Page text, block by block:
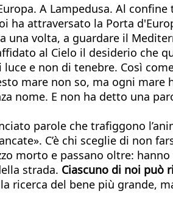
A Lampedusa. Al confine
attraversato la Porta
volta, a guardare il
al Cielo il desiderio che
e non di tenebre. Così
mare non so, ma ogni mare
nome. E non ha detto una
parole che trafiggono
C’è chi sceglie di non
morto e passano oltre:
strada. Ciascuno di noi può
ricerca del bene più grande,